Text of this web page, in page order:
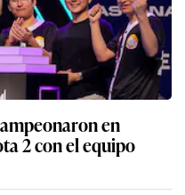
en
2 con el equipo